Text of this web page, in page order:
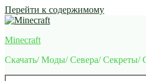
Перейти к содержимому
Minecraft
Скачать/ Моды/ Севера/ Секреты/